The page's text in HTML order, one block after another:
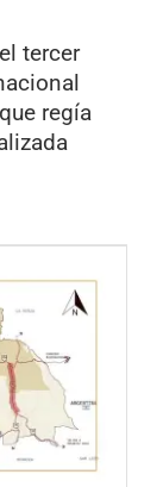
tercer
regía